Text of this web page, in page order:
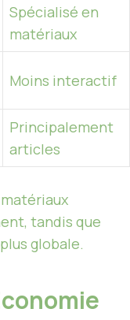
Spécialisé en
matériaux
Moins interactif
Principalement
articles
tandis que
globale.